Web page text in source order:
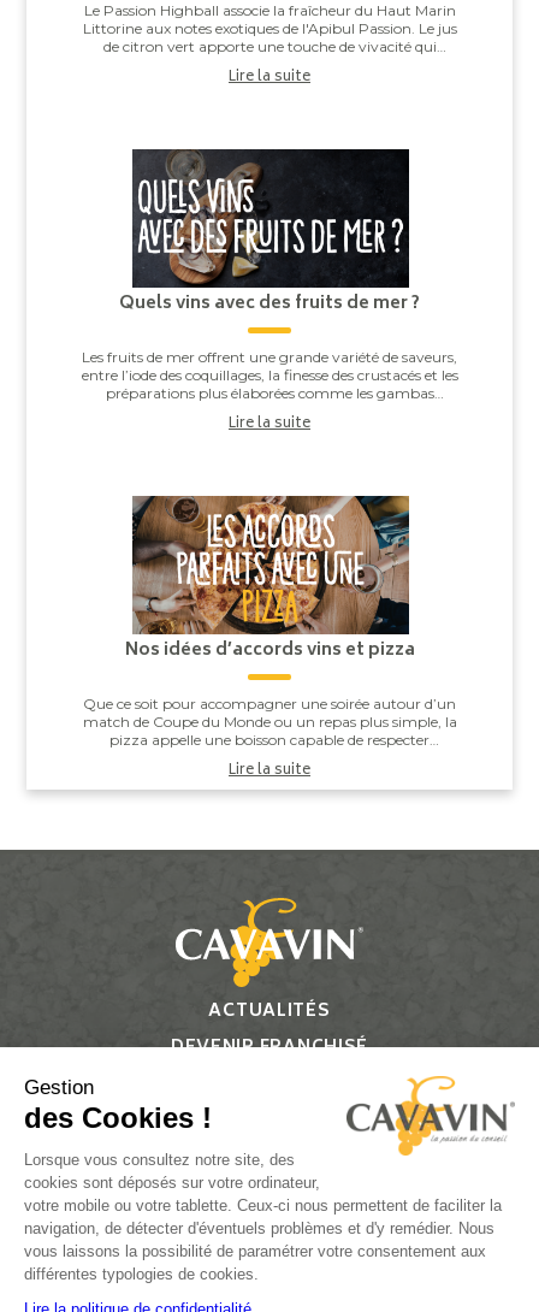
Le Passion Highball associe la fraîcheur du Haut Marin
Littorine aux notes exotiques de l'Apibul Passion. Le jus
de citron vert apporte une touche de vivacité qui
équilibre l'ensemble, pour un co...
Lire la suite
Quels vins avec des fruits de mer ?
Les fruits de mer offrent une grande variété de saveurs,
entre l’iode des coquillages, la finesse des crustacés et les
préparations plus élaborées comme les gambas
grillées ou les noix de Saint-J...
Lire la suite
Nos idées d’accords vins et pizza
Que ce soit pour accompagner une soirée autour d’un
match de Coupe du Monde ou un repas plus simple, la
pizza appelle une boisson capable de respecter
l’équilibre entre la pâte, la sauce tomate, ...
Lire la suite
ACTUALITÉS
DEVENIR FRANCHISÉ
Suivez-nous
L’ABUS D’ALCOOL EST DANGEREUX POUR LA SANTÉ, À
Gestion
des Cookies !
Lorsque vous consultez notre site, des
cookies sont déposés sur votre ordinateur,
votre mobile ou votre tablette. Ceux-ci nous permettent de faciliter la
navigation, de détecter d'éventuels problèmes et d'y remédier. Nous
vous laissons la possibilité de paramétrer votre consentement aux
différentes typologies de cookies.